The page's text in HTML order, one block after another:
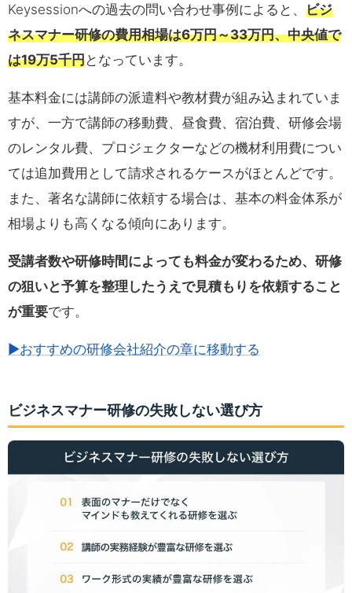
Keysessionへの過去の問い合わせ事例によると、 ビジ
ネスマナー研修の費用相場は6万円～33万円、中央値で
は19万5千円となっています。
基本料金には講師の派遣料や教材費が組み込まれていま
すが、一方で講師の移動費、昼食費、宿泊費、研修会場
のレンタル費、プロジェクターなどの機材利用費につい
ては追加費用として請求されるケースがほとんどです。
また、著名な講師に依頼する場合は、基本の料金体系が
相場よりも高くなる傾向にあります。
受講者数や研修時間によっても料金が変わるため、研修
の狙いと予算を整理したうえで見積もりを依頼すること
が重要です。
▶おすすめの研修会社紹介の章に移動する
ビジネスマナー研修の失敗しない選び方